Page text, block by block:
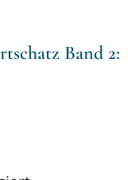
Band 2: